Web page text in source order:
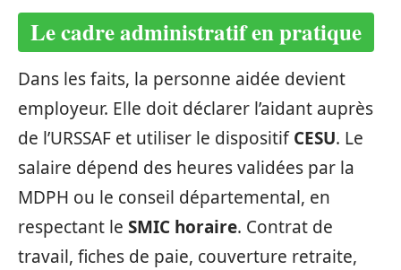
Le cadre administratif en pratique
Dans les faits, la personne aidée devient
employeur. Elle doit déclarer l’aidant auprès
de l’URSSAF et utiliser le dispositifCESU. Le
salaire dépend des heures validées par la
MDPH ou le conseil départemental, en
respectant le SMIC horaire. Contrat de
travail, fiches de paie, couverture retraite,